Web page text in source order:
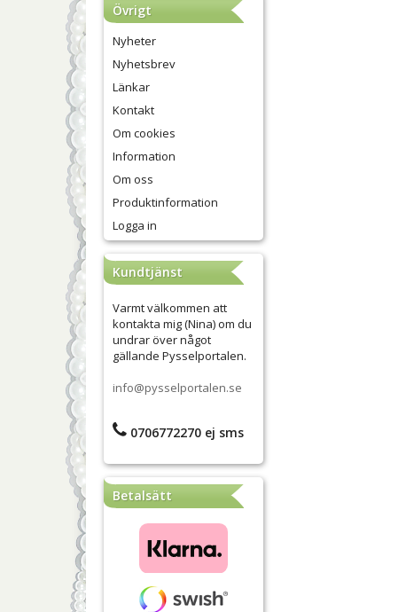
Övrigt
Nyheter
Nyhetsbrev
Länkar
Kontakt
Om cookies
Information
Om oss
Produktinformation
Logga in
Kundtjänst
Varmt välkommen att
kontakta mig (Nina) om du
undrar över något
gällande Pysselportalen.
info@pysselportalen.se
0706772270 ej sms
Betalsätt